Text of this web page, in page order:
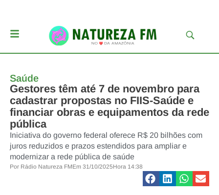
Saúde
Gestores têm até 7 de novembro para
cadastrar propostas no FIIS-Saúde e
financiar obras e equipamentos da rede
pública
Iniciativa do governo federal oferece R$ 20 bilhões com
juros reduzidos e prazos estendidos para ampliar e
modernizar a rede pública de saúde
Por Rádio Natureza FMEm 31/10/2025Hora 14:38